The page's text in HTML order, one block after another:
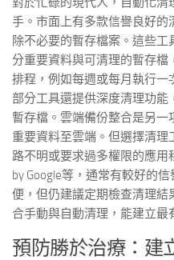
手。市面上有多款信譽良好的
除不必要的暫存檔案。這些
分重要資料與可清理的暫存檔
排程，例如每週或每月執行一
部分工具還提供深度清理功
暫存檔。雲端備份整合是另
重要資料至雲端。但選擇清
路不明或要求過多權限的應用
by Google等，通常有較好的
便，但仍建議定期檢查清理
合手動與自動清理，能建立最
預防勝於治療：建